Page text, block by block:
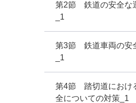
第2節 鉄道の安全な
_1
第3節 鉄道車両の安
_1
第4節 踏切道におけ
全についての対策_1